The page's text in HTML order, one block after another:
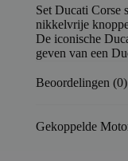
Set Ducati Corse
nikkelvrije
De iconische
geven van een
Beoordelingen (0)
Gekoppelde